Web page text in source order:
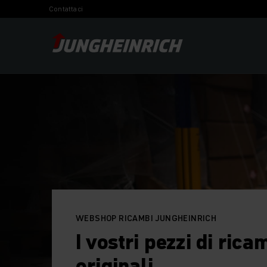
Contattaci
WEBSHOP RICAMBI JUNGHEINRICH
I vostri pezzi di